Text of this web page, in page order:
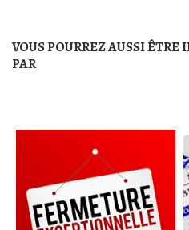
VOUS POURREZ AUSSI ÊTRE
PAR